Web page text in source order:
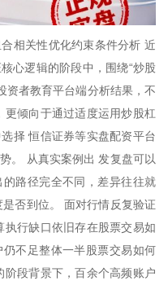
相关性优化约束条件分析 近
心逻辑的阶段中，围绕“炒股
资者教育平台端分析结果，不
倾向于通过适度运用炒股杠
择 恒信证券等实盘配资平台
。 从真实案例出 发复盘可以
路径完全不同，差异往往就
否到位。 面对行情反复验证
行缺口依旧存在股票交易如
不足整体一半股票交易如何
段背景下，百余个高频账户